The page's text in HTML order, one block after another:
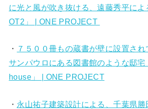
に光と風が吹き抜ける、遠藤秀平に
OT2」 | ONE PROJECT
・ ７５００冊もの蔵書が壁に設置さ
サンパウロにある図書館のような邸
house」 | ONE PROJECT
・ 永山祐子建築設計による、千葉県